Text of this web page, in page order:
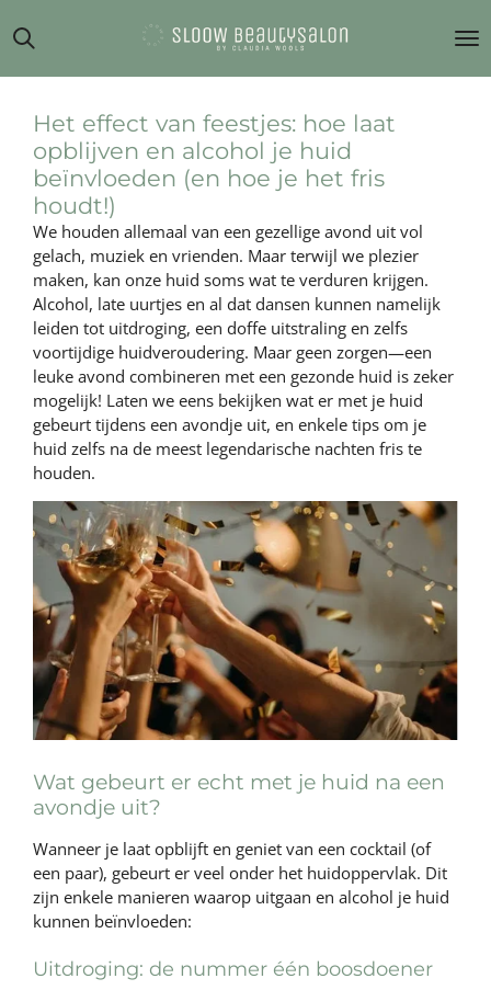
direct
hoofdinhoud
Het effect van feestjes: hoe laat
opblijven en alcohol je huid
beïnvloeden (en hoe je het fris
houdt!)
We houden allemaal van een gezellige avond uit vol
gelach, muziek en vrienden. Maar terwijl we plezier
maken, kan onze huid soms wat te verduren krijgen.
Alcohol, late uurtjes en al dat dansen kunnen namelijk
leiden tot uitdroging, een doffe uitstraling en zelfs
voortijdige huidveroudering. Maar geen zorgen—een
leuke avond combineren met een gezonde huid is zeker
mogelijk! Laten we eens bekijken wat er met je huid
gebeurt tijdens een avondje uit, en enkele tips om je
huid zelfs na de meest legendarische nachten fris te
houden.
Wat gebeurt er echt met je huid na een
avondje uit?
Wanneer je laat opblijft en geniet van een cocktail (of
een paar), gebeurt er veel onder het huidoppervlak. Dit
zijn enkele manieren waarop uitgaan en alcohol je huid
kunnen beïnvloeden:
Uitdroging: de nummer één boosdoener